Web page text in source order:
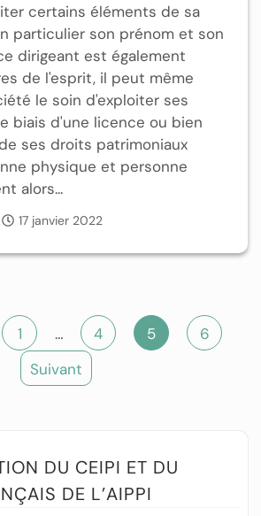
certains éléments de sa
particulier son prénom et son
dirigeant est également
de l'esprit, il peut même
le soin d'exploiter ses
biais d'une licence ou bien
ses droits patrimoniaux
physique et personne
alors...
17 janvier 2022
1 … 4 5
6
Suivant
DU CEIPI ET DU
DE L’AIPPI